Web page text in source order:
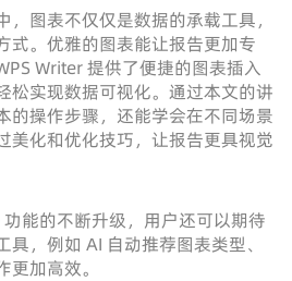
图表不仅仅是数据的承载工具，
式。优雅的图表能让报告更加专
Writer 提供了便捷的图表插入
松实现数据可视化。通过本文的讲
的操作步骤，还能学会在不同场景
美化和优化技巧，让报告更具视觉
功能的不断升级，用户还可以期待
，例如 AI 自动推荐图表类型、
加高效。